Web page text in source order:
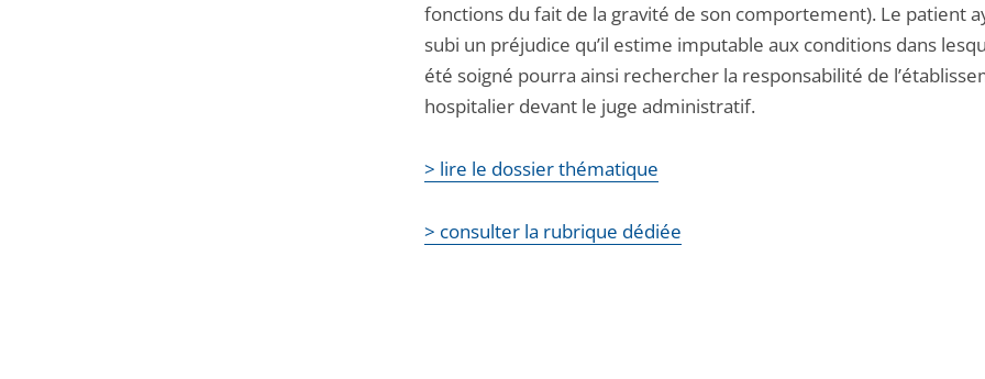
fonctions du fait de la gravité de son comportement). Le patient
subi un préjudice qu’il estime imputable aux conditions dans
été soigné pourra ainsi rechercher la responsabilité de
hospitalier devant le juge administratif.
> lire le dossier thématique
> consulter la rubrique dédiée